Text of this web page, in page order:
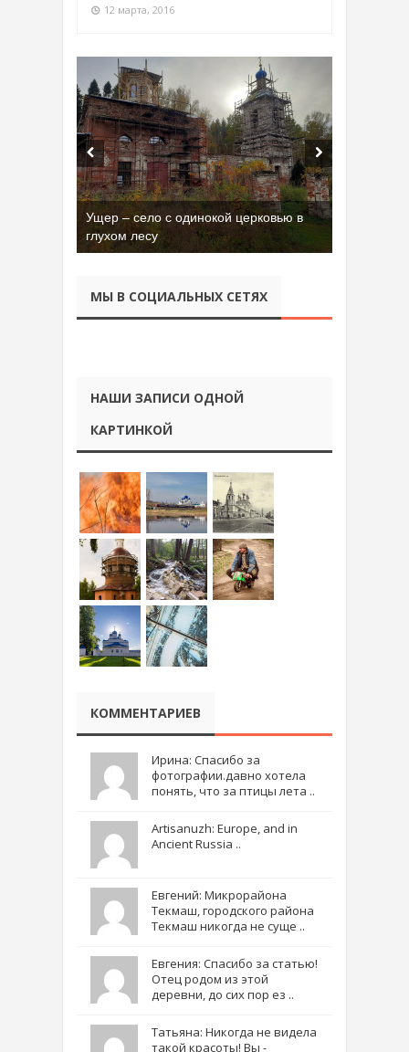
12 марта, 2016
Ущер – село с одинокой церковью в
глухом лесу
МЫ В СОЦИАЛЬНЫХ СЕТЯХ
НАШИ ЗАПИСИ ОДНОЙ
КАРТИНКОЙ
КОММЕНТАРИЕВ
Ирина: Спасибо за
фотографии.давно хотела
понять, что за птицы лета ..
Artisanuzh: Europe, and in
Ancient Russia ..
Евгений: Микрорайона
Текмаш, городского района
Текмаш никогда не суще ..
Евгения: Спасибо за статью!
Отец родом из этой
деревни, до сих пор ез ..
Татьяна: Никогда не видела
такой красоты! Вы -